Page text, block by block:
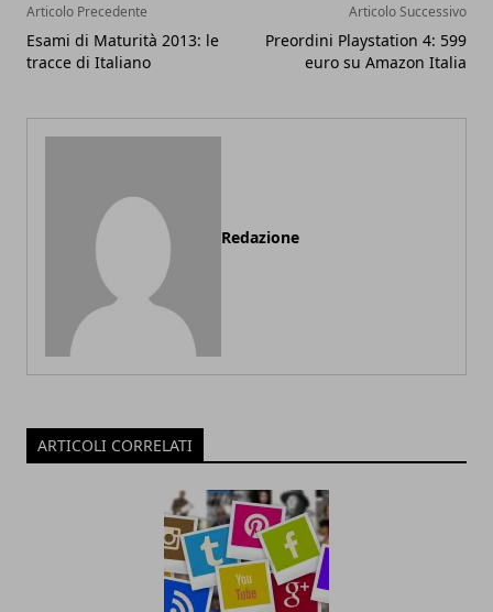
Articolo Precedente
Esami di Maturità 2013: le
tracce di Italiano
Articolo Successivo
Preordini Playstation 4: 599
euro su Amazon Italia
Redazione
ARTICOLI CORRELATI